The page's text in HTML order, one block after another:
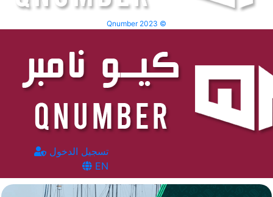
Qnumber 2023 ©
تسجيل الدخول
EN